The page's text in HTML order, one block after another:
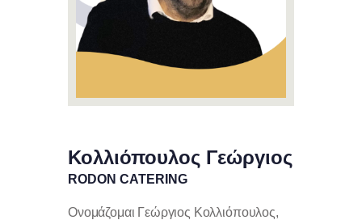
Κολλιόπουλος Γεώργιος
RODON CATERING
Ονομάζομαι Γεώργιος Κολλιόπουλος,